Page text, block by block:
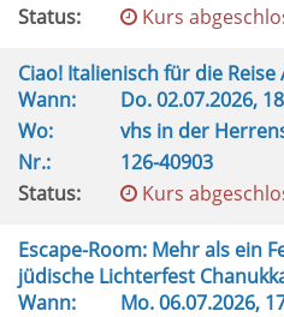
Status:
Kurs
Ciao! Italienisch für die Reise
Wann:
Do.02.07.2026,
Wo:
vhs in der
Nr.:
126-40903
Status:
Kurs
Escape-Room: Mehr als ein
jüdische Lichterfest
Wann:
Mo.06.07.2026,